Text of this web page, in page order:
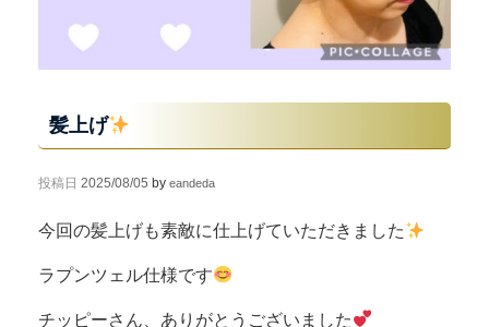
髪上げ
投稿日 2025/08/05 by eandeda
今回の髪上げも素敵に仕上げていただきました
ラプンツェル仕様です
チッピーさん、ありがとうございました